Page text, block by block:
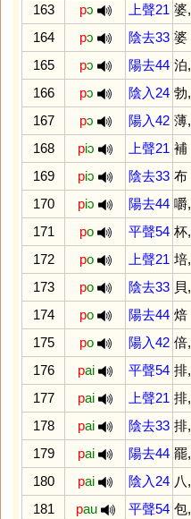
163
pɔ 上聲21 婆,
164
pɔ 陰去33 婆
165
pɔ 陽去44 泊,
166
pɔ 陰入24 勃,
167
pɔ 陽入42 薄,
168
piɔ 上聲21 補
169
piɔ 陰去33 布
170
piɔ 陽去44 嚼,
171
po 平聲54 杯,
172
po 上聲21 培,
173
po 陰去33 貝,
174
po 陽去44 焙
175
po 陽入42 倍,
176
pai 平聲54 排,
177
pai 上聲21 排,
178
pai 陰去33 排,
179
pai 陽去44 罷,
180
pai 陰入24 八,
181
pau 平聲54 包,